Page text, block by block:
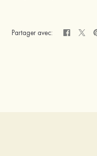
Partager avec: